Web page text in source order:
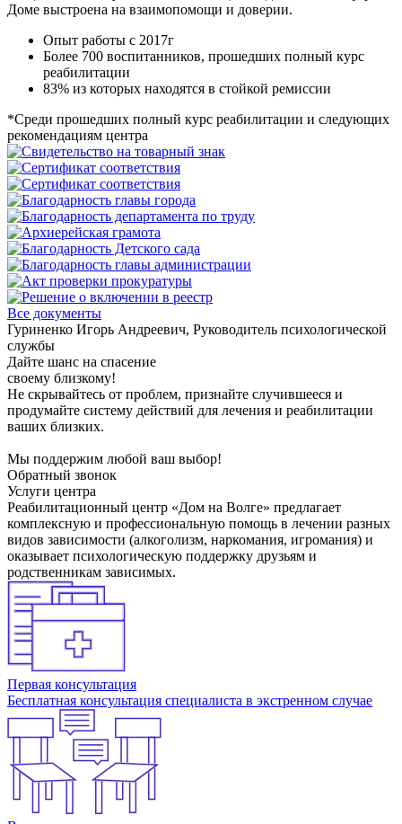
Доме выстроена на взаимопомощи и доверии.
Опыт работы с 2017г
Более 700 воспитанников, прошедших полный курс
реабилитации
83% из которых находятся в стойкой ремиссии
*Среди прошедших полный курс реабилитации и следующих
рекомендациям центра
Все документы
Гуриненко Игорь Андреевич, Руководитель психологической
службы
Дайте шанс на спасение
своему близкому!
Не скрывайтесь от проблем, признайте случившееся и
продумайте систему действий для лечения и реабилитации
ваших близких.
Мы поддержим любой ваш выбор!
Обратный звонок
Услуги центра
Реабилитационный центр «Дом на Волге» предлагает
комплексную и профессиональную помощь в лечении разных
видов зависимости (алкоголизм, наркомания, игромания) и
оказывает психологическую поддержку друзьям и
родственникам зависимых.
Первая консультация
Бесплатная консультация специалиста в экстренном случае